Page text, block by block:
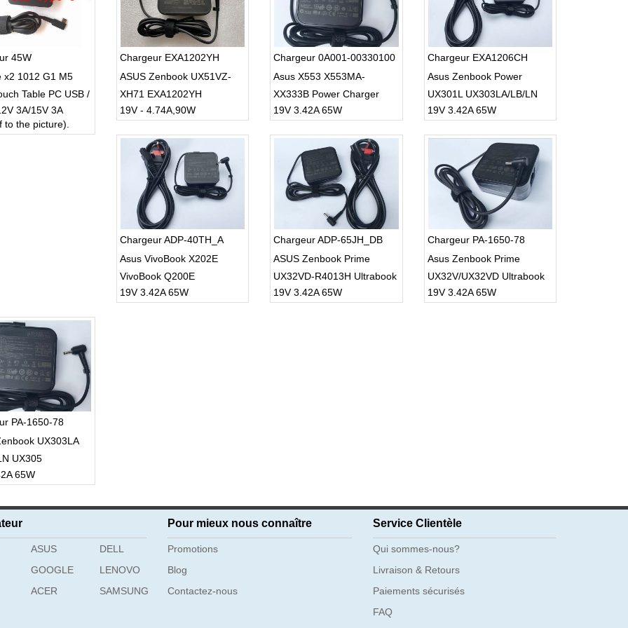
45W
x2 1012 G1 M5
Table PC USB /
3A/15V 3A
to the picture).
Chargeur EXA1202YH
ASUS Zenbook UX51VZ-
XH71 EXA1202YH
19V - 4.74A,90W
Chargeur 0A001-00330100
Asus X553 X553MA-
XX333B Power Charger
19V 3.42A 65W 4.0mm x
19V 3.42A 65W
Chargeur EXA1206CH
Asus Zenbook Power
UX301L UX303LA/LB/LN
UX303UA UX303UB
19V 3.42A 65W
Chargeur ADP-40TH_A
Asus VivoBook X202E
VivoBook Q200E
19V 3.42A 65W
Chargeur ADP-65JH_DB
ASUS Zenbook Prime
UX32VD-R4013H Ultrabook
4.0*1.35mm
19V 3.42A 65W
Chargeur PA-1650-78
Asus Zenbook Prime
UX32V/UX32VD Ultrabook
19V 3.42A 65W
PA-1650-78
UX303LA
UX305
65W
ASUS
DELL
GOOGLE
LENOVO
ACER SAMSUNG
Pour mieux nous connaître
Promotions
Blog
Contactez-nous
Service Clientèle
Qui sommes-nous?
Livraison & Retours
Paiements sécurisés
FAQ